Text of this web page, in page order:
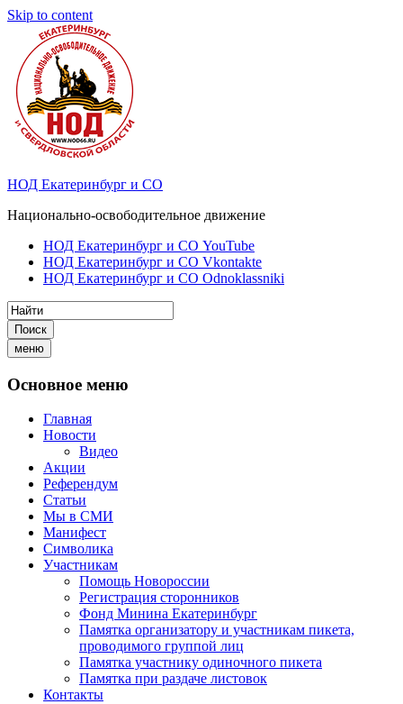
Skip to content
НОД Екатеринбург и СО
Национально-освободительное движение
НОД Екатеринбург и СО YouTube
НОД Екатеринбург и СО Vkontakte
НОД Екатеринбург и СО Odnoklassniki
Поиск
меню
Основное меню
Главная
Новости
Видео
Акции
Референдум
Статьи
Мы в СМИ
Манифест
Символика
Участникам
Помощь Новороссии
Регистрация сторонников
Фонд Минина Екатеринбург
Памятка организатору и участникам пикета,
проводимого группой лиц
Памятка участнику одиночного пикета
Памятка при раздаче листовок
Контакты